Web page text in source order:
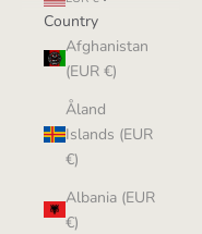
Country
Afghanistan
(EUR €)
Åland
Islands (EUR
€)
Albania (EUR
€)